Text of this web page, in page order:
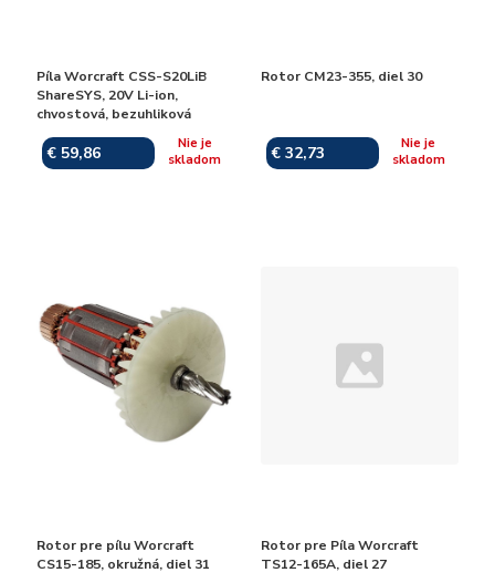
Píla Worcraft CSS-S20LiB
ShareSYS, 20V Li-ion,
chvostová, bezuhliková
€ 59,86
Nie je
skladom
Rotor CM23-355, diel 30
€ 32,73
Nie je
skladom
Rotor pre pílu Worcraft
CS15-185, okružná, diel 31
Rotor pre Píla Worcraft
TS12-165A, diel 27